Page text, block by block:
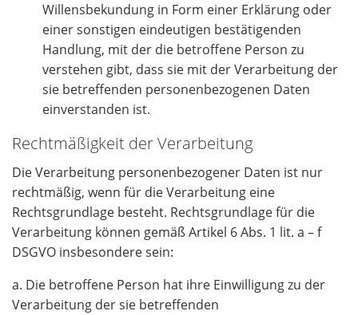
Willensbekundung in Form einer Erklärung oder
einer sonstigen eindeutigen bestätigenden
Handlung, mit der die betroffene Person zu
verstehen gibt, dass sie mit der Verarbeitung der
sie betreffenden personenbezogenen Daten
einverstanden ist.
Rechtmäßigkeit der Verarbeitung
Die Verarbeitung personenbezogener Daten ist nur
rechtmäßig, wenn für die Verarbeitung eine
Rechtsgrundlage besteht. Rechtsgrundlage für die
Verarbeitung können gemäß Artikel 6 Abs. 1 lit. a – f
DSGVO insbesondere sein:
a. Die betroffene Person hat ihre Einwilligung zu der
Verarbeitung der sie betreffenden